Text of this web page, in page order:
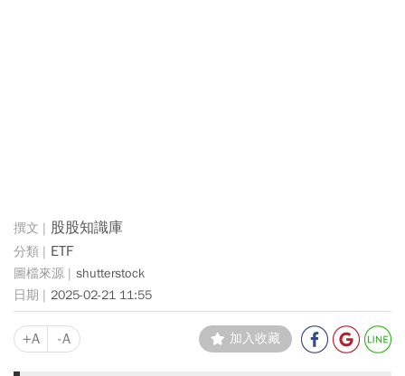
股股知識庫
ETF
shutterstock
2025-02-21 11:55
+A -A 加入收藏